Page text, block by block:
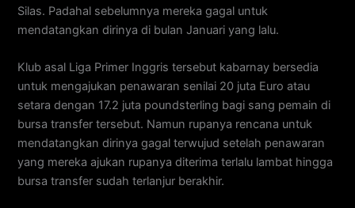
Silas. Padahal sebelumnya mereka gagal untuk
mendatangkan dirinya di bulan Januari yang lalu.
Klub asal Liga Primer Inggris tersebut kabarnay bersedia
untuk mengajukan penawaran senilai 20 juta Euro atau
setara dengan 17.2 juta poundsterling bagi sang pemain di
bursa transfer tersebut. Namun rupanya rencana untuk
mendatangkan dirinya gagal terwujud setelah penawaran
yang mereka ajukan rupanya diterima terlalu lambat hingga
bursa transfer sudah terlanjur berakhir.